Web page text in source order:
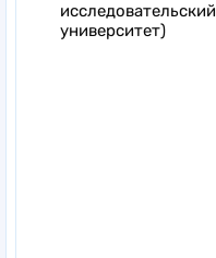
исследовательский
университет)